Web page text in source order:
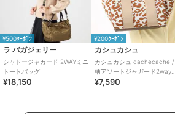
¥500ｸｰﾎﾟﾝ
ラ バガジェリー
シャドージャカード 2WAYミニ
トートバッグ
¥18,150
¥200ｸｰﾎﾟﾝ
カシュカシュ
カシュカシュ cachecache /
柄アソートジャガード2wayト
ートバッグ
¥7,590